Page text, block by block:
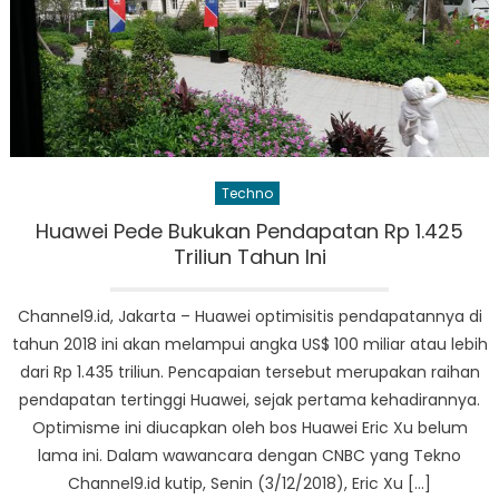
Techno
Huawei Pede Bukukan Pendapatan Rp 1.425
Triliun Tahun Ini
Channel9.id, Jakarta – Huawei optimisitis pendapatannya di
tahun 2018 ini akan melampui angka US$ 100 miliar atau lebih
dari Rp 1.435 triliun. Pencapaian tersebut merupakan raihan
pendapatan tertinggi Huawei, sejak pertama kehadirannya.
Optimisme ini diucapkan oleh bos Huawei Eric Xu belum
lama ini. Dalam wawancara dengan CNBC yang Tekno
Channel9.id kutip, Senin (3/12/2018), Eric Xu […]